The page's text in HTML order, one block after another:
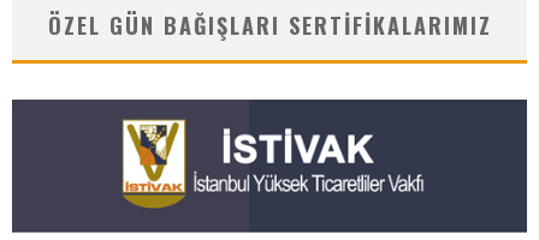
ÖZEL GÜN BAĞIŞLARI SERTIFIKALARIMIZ